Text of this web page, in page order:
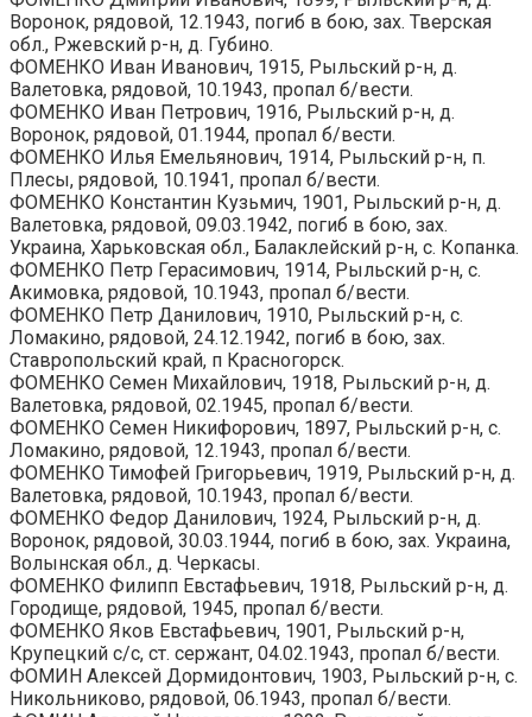
Воронок, рядовой, 12.1943, погиб в бою, зах. Тверская
обл., Ржевский р-н, д. Губино.
ФОМЕНКО Иван Иванович, 1915, Рыльский р-н, д.
Валетовка, рядовой, 10.1943, пропал б/вести.
ФОМЕНКО Иван Петрович, 1916, Рыльский р-н, д.
Воронок, рядовой, 01.1944, пропал б/вести.
ФОМЕНКО Илья Емельянович, 1914, Рыльский р-н, п.
Плесы, рядовой, 10.1941, пропал б/вести.
ФОМЕНКО Константин Кузьмич, 1901, Рыльский р-н, д.
Валетовка, рядовой, 09.03.1942, погиб в бою, зах.
Украина, Харьковская обл., Балаклейский р-н, с. Копанка.
ФОМЕНКО Петр Герасимович, 1914, Рыльский р-н, с.
Акимовка, рядовой, 10.1943, пропал б/вести.
ФОМЕНКО Петр Данилович, 1910, Рыльский р-н, с.
Ломакино, рядовой, 24.12.1942, погиб в бою, зах.
Ставропольский край, п Красногорск.
ФОМЕНКО Семен Михайлович, 1918, Рыльский р-н, д.
Валетовка, рядовой, 02.1945, пропал б/вести.
ФОМЕНКО Семен Никифорович, 1897, Рыльский р-н, с.
Ломакино, рядовой, 12.1943, пропал б/вести.
ФОМЕНКО Тимофей Григорьевич, 1919, Рыльский р-н, д.
Валетовка, рядовой, 10.1943, пропал б/вести.
ФОМЕНКО Федор Данилович, 1924, Рыльский р-н, д.
Воронок, рядовой, 30.03.1944, погиб в бою, зах. Украина,
Волынская обл., д. Черкасы.
ФОМЕНКО Филипп Евстафьевич, 1918, Рыльский р-н, д.
Городище, рядовой, 1945, пропал б/вести.
ФОМЕНКО Яков Евстафьевич, 1901, Рыльский р-н,
Крупецкий с/с, ст. сержант, 04.02.1943, пропал б/вести.
ФОМИН Алексей Дормидонтович, 1903, Рыльский р-н, с.
Никольниково, рядовой, 06.1943, пропал б/вести.